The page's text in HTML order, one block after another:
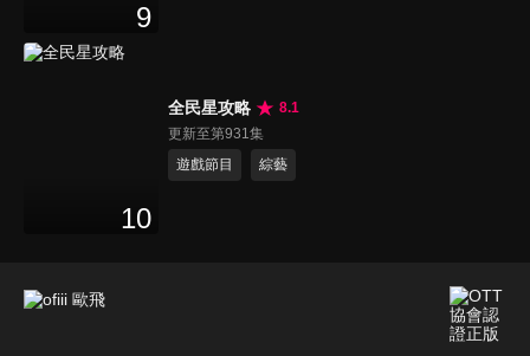
9
10
全民星攻略
8.1
更新至第931集
遊戲節目
綜藝